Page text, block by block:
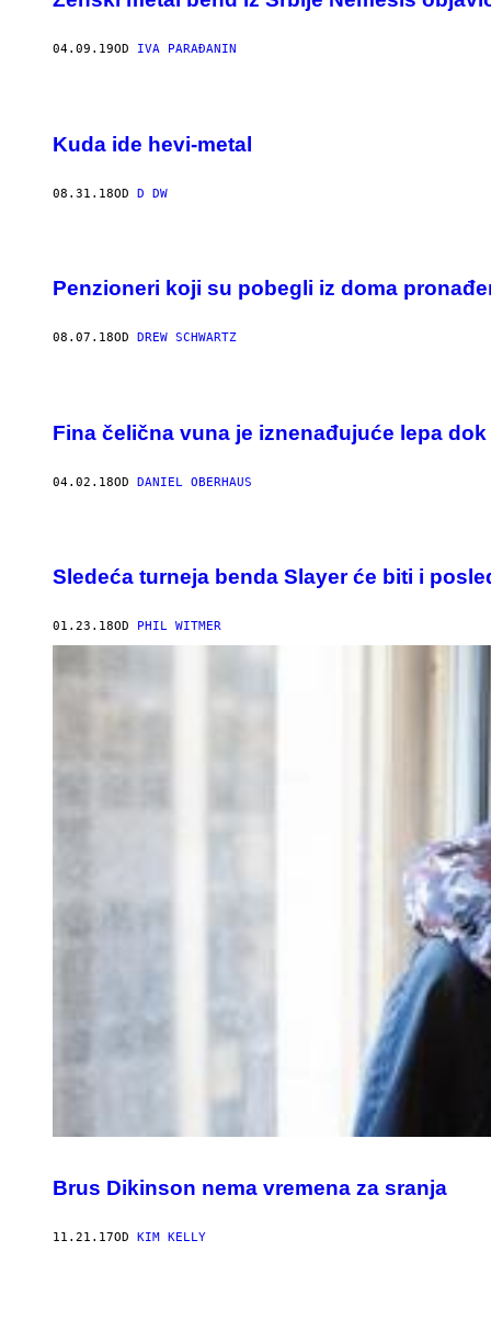
04.09.19OD IVA PARAĐANIN
Kuda ide hevi-metal
08.31.18OD D DW
Penzioneri koji su pobegli iz doma
08.07.18OD DREW SCHWARTZ
Fina čelična vuna je iznenađujuće lepa
04.02.18OD DANIEL OBERHAUS
Sledeća turneja benda Slayer će biti i
01.23.18OD PHIL WITMER
Brus Dikinson nema vremena za sranja
11.21.17OD KIM KELLY